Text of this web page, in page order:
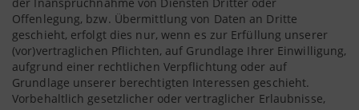
Offenlegung, bzw. Übermittlung von Daten an Dritte
geschieht, erfolgt dies nur, wenn es zur Erfüllung unserer
(vor)vertraglichen Pflichten, auf Grundlage Ihrer Einwilligung,
aufgrund einer rechtlichen Verpflichtung oder auf
Grundlage unserer berechtigten Interessen geschieht.
Vorbehaltlich gesetzlicher oder vertraglicher Erlaubnisse,